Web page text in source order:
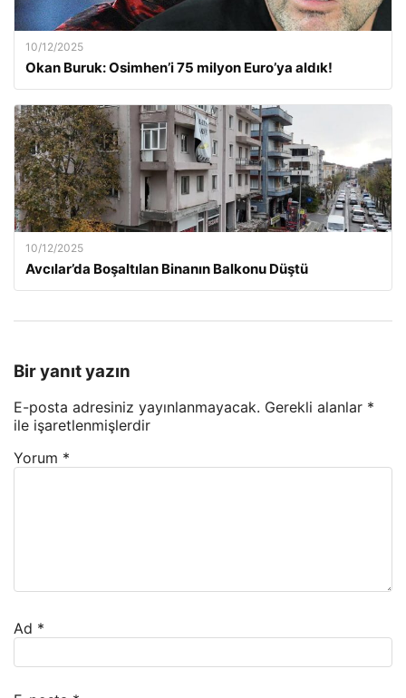
10/12/2025
Okan Buruk: Osimhen’i 75 milyon Euro’ya aldık!
10/12/2025
Avcılar’da Boşaltılan Binanın Balkonu Düştü
Bir yanıt yazın
E-posta adresiniz yayınlanmayacak. Gerekli alanlar *
ile işaretlenmişlerdir
Yorum *
Ad *